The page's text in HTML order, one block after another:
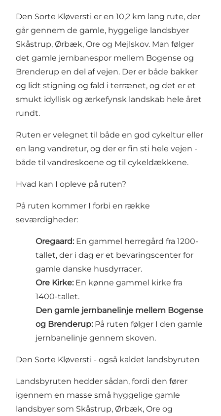
Den Sorte Kløversti er en 10,2 km lang rute, der
går gennem de gamle, hyggelige landsbyer
Skåstrup, Ørbæk, Ore og Mejlskov. Man følger
det gamle jernbanespor mellem Bogense og
Brenderup en del af vejen. Der er både bakker
og lidt stigning og fald i terrænet, og det er et
smukt idyllisk og ærkefynsk landskab hele året
rundt.
Ruten er velegnet til både en god cykeltur eller
en lang vandretur, og der er fin sti hele vejen -
både til vandreskoene og til cykeldækkene.
Hvad kan I opleve på ruten?
På ruten kommer I forbi en række
seværdigheder:
Oregaard: En gammel herregård fra 1200-
tallet, der i dag er et bevaringscenter for
gamle danske husdyrracer.
Ore Kirke: En kønne gammel kirke fra
1400-tallet.
Den gamle jernbanelinje mellem Bogense
og Brenderup: På ruten følger I den gamle
jernbanelinje gennem skoven.
Den Sorte Kløversti - også kaldet landsbyruten
Landsbyruten hedder sådan, fordi den fører
igennem en masse små hyggelige gamle
landsbyer som Skåstrup, Ørbæk, Ore og